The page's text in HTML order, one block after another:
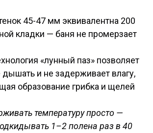
45-47 мм эквивалентна 200
кладки — баня не промерзает
«лунный паз» позволяет
и не задерживает влагу,
образование грибка и щелей
температуру просто —
1–2 полена раз в 40